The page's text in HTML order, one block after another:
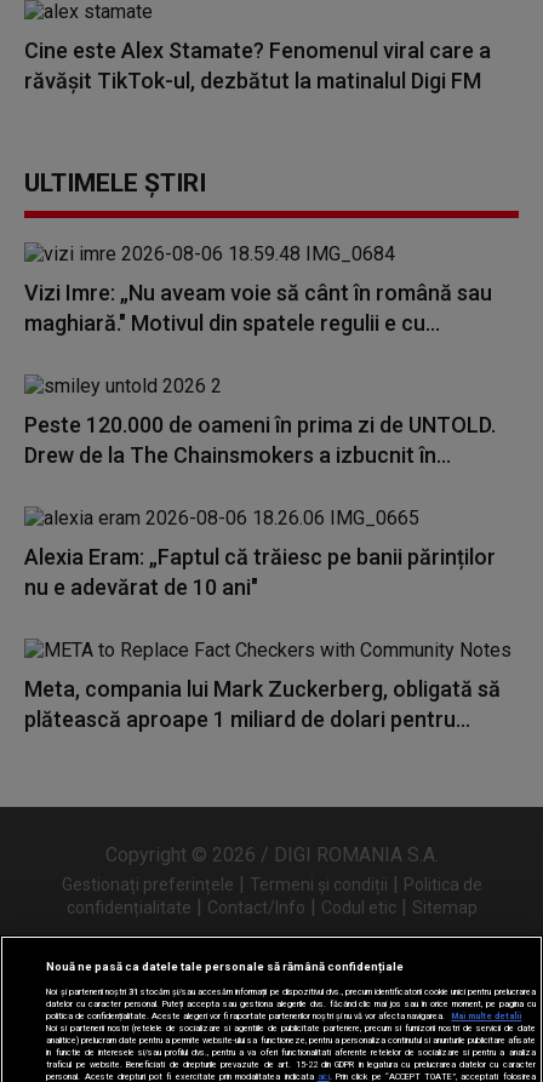
Cine este Alex Stamate? Fenomenul viral care a
răvășit TikTok-ul, dezbătut la matinalul Digi FM
ULTIMELE ȘTIRI
Vizi Imre: „Nu aveam voie să cânt în română sau
maghiară." Motivul din spatele regulii e cu...
Peste 120.000 de oameni în prima zi de UNTOLD.
Drew de la The Chainsmokers a izbucnit în...
Alexia Eram: „Faptul că trăiesc pe banii părinților
nu e adevărat de 10 ani"
Meta, compania lui Mark Zuckerberg, obligată să
plătească aproape 1 miliard de dolari pentru...
Copyright © 2026 / DIGI ROMANIA S.A.
Gestionați preferințele | Termeni și condiții | Politica de
confidențialitate | Contact/Info | Codul etic | Sitemap
Urmărește-ne și pe
Nouă ne pasă ca datele tale personale să rămână confidențiale
Noi și partenerii noștri31 stocăm și/sau accesăm informații pe dispozitivul dvs., precum identificatorii cookie unici pentru prelucrarea
datelor cu caracter personal. Puteți accepta sau gestiona alegerile dvs. făcând clic mai jos sau în orice moment, pe pagina cu
politica de confidențialitate. Aceste alegeri vor fi raportate partenerilor noștri și nu vă vor afecta navigarea.
Mai multe detalii
Noi si partenerii nostri (retelele de socializare si agentiile de publicitate partenere, precum si furnizorii nostri de servicii de date
analitice) prelucram date pentru a permite website-ului sa functioneze, pentru a personaliza continutul si anunturile publicitare afisate
in functie de interesele si/sau profilul dvs., pentru a va oferi functionalitati aferente retelelor de socializare si pentru a analiza
traficul pe website. Beneficiati de drepturile prevazute de art. 15-22 din GDPR in legatura cu prelucrarea datelor cu caracter
personal. Aceste drepturi pot fi exercitate prin modalitatea indicata aici. Prin click pe “ACCEPT TOATE”, acceptati folosirea